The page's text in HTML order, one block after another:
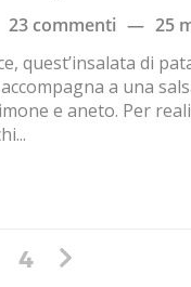
23 commenti — 25
quest’insalata di
a una
e aneto. Per
4